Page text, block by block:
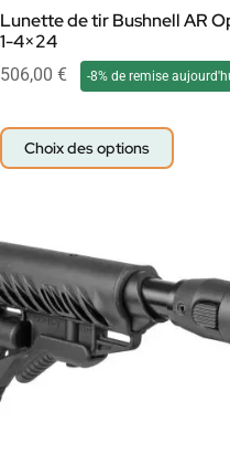
Lunette de tir Bushnell AR
1-4×24
506,00 € -8% de remise
Choix des options